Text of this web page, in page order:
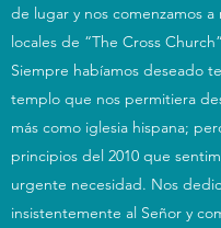
de lugar y nos comenzamos a
locales de “The Cross
Siempre habíamos deseado
templo que nos permitiera
más como iglesia hispana;
principios del 2010 que
urgente necesidad. Nos
insistentemente al Señor y